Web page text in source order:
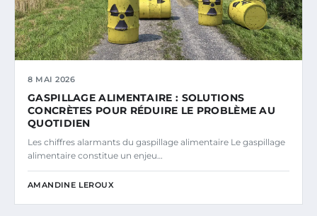
8 MAI 2026
GASPILLAGE ALIMENTAIRE : SOLUTIONS
CONCRÈTES POUR RÉDUIRE LE PROBLÈME AU
QUOTIDIEN
Les chiffres alarmants du gaspillage alimentaire Le gaspillage
alimentaire constitue un enjeu…
AMANDINE LEROUX